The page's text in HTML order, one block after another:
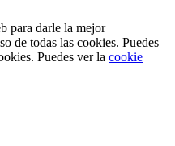
para darle la mejor
de todas las cookies. Puedes
Puedes ver la cookie